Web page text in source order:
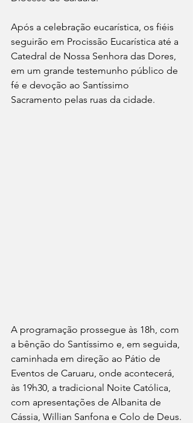
Após a celebração eucarística, os fiéis
seguirão em Procissão Eucarística até a
Catedral de Nossa Senhora das Dores,
em um grande testemunho público de
fé e devoção ao Santíssimo
Sacramento pelas ruas da cidade.
A programação prossegue às 18h, com
a bênção do Santíssimo e, em seguida,
caminhada em direção ao Pátio de
Eventos de Caruaru, onde acontecerá,
às 19h30, a tradicional Noite Católica,
com apresentações de Albanita de
Cássia, Willian Sanfona e Colo de Deus.